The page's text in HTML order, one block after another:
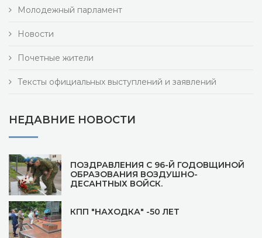
Молодежный парламент
Новости
Почетные жители
Тексты официальных выступлений и заявлений
НЕДАВНИЕ НОВОСТИ
ПОЗДРАВЛЕНИЯ С 96-Й ГОДОВЩИНОЙ
ОБРАЗОВАНИЯ ВОЗДУШНО-
ДЕСАНТНЫХ ВОЙСК.
КПП "НАХОДКА" -50 ЛЕТ